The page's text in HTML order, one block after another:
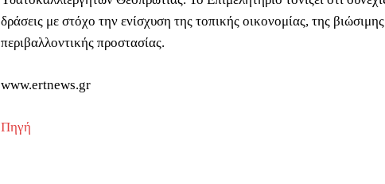
δράσεις με στόχο την ενίσχυση της τοπικής οικονομίας, της
περιβαλλοντικής προστασίας.
www.ertnews.gr
Πηγή